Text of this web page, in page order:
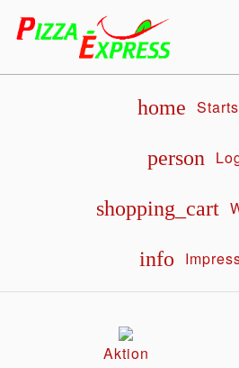
home
person
shopping_cart
info
Aktion